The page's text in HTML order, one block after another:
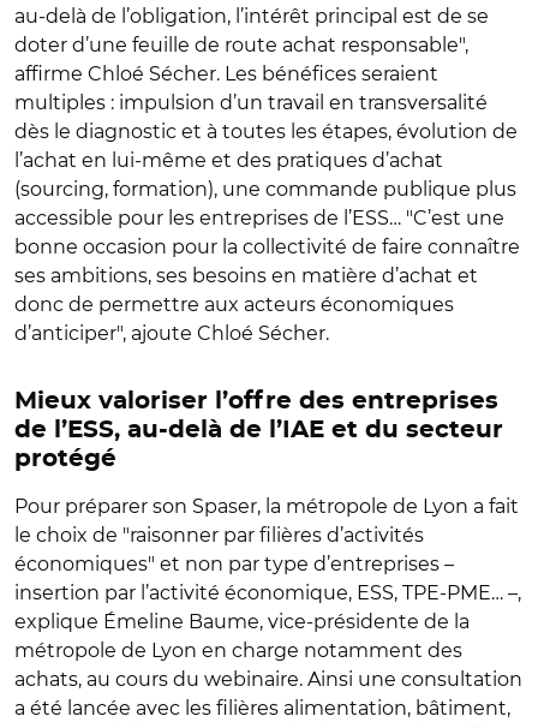
au-delà de l’obligation, l’intérêt principal est de se
doter d’une feuille de route achat responsable",
affirme Chloé Sécher. Les bénéfices seraient
multiples : impulsion d’un travail en transversalité
dès le diagnostic et à toutes les étapes, évolution de
l’achat en lui-même et des pratiques d’achat
(sourcing, formation), une commande publique plus
accessible pour les entreprises de l’ESS… "C’est une
bonne occasion pour la collectivité de faire connaître
ses ambitions, ses besoins en matière d’achat et
donc de permettre aux acteurs économiques
d’anticiper", ajoute Chloé Sécher.
Mieux valoriser l’offre des entreprises
de l’ESS, au-delà de l’IAE et du secteur
protégé
Pour préparer son Spaser, la métropole de Lyon a fait
le choix de "raisonner par filières d’activités
économiques" et non par type d’entreprises –
insertion par l’activité économique, ESS, TPE-PME… –,
explique Émeline Baume, vice-présidente de la
métropole de Lyon en charge notamment des
achats, au cours du webinaire. Ainsi une consultation
a été lancée avec les filières alimentation, bâtiment,